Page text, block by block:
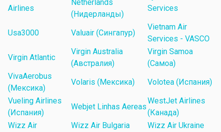
Airlines
Netherlands
(Нидерланды)
Services
Usa3000 Valuair (Сингапур)
Vietnam Air
Services - VASCO
Virgin Atlantic
Virgin Australia
(Австралия)
Virgin Samoa
(Самоа)
VivaAerobus
(Мексика)
Volaris (Мексика)
Volotea (Испания)
Vueling Airlines
(Испания)
Webjet Linhas Aereas
WestJet Airlines
(Канада)
Wizz Air
Wizz Air Bulgaria
Wizz Air Ukraine